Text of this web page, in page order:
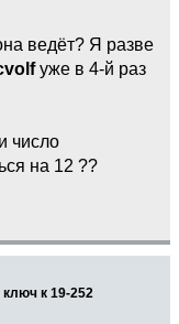
ведёт? Я разве
уже в 4-й раз
число
на 12 ??
к 19-252